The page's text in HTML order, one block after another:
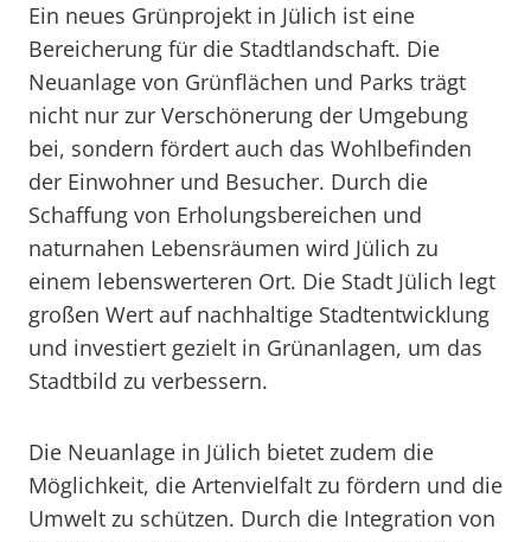
Ein neues Grünprojekt in Jülich ist eine
Bereicherung für die Stadtlandschaft. Die
Neuanlage von Grünflächen und Parks trägt
nicht nur zur Verschönerung der Umgebung
bei, sondern fördert auch das Wohlbefinden
der Einwohner und Besucher. Durch die
Schaffung von Erholungsbereichen und
naturnahen Lebensräumen wird Jülich zu
einem lebenswerteren Ort. Die Stadt Jülich legt
großen Wert auf nachhaltige Stadtentwicklung
und investiert gezielt in Grünanlagen, um das
Stadtbild zu verbessern.
Die Neuanlage in Jülich bietet zudem die
Möglichkeit, die Artenvielfalt zu fördern und die
Umwelt zu schützen. Durch die Integration von